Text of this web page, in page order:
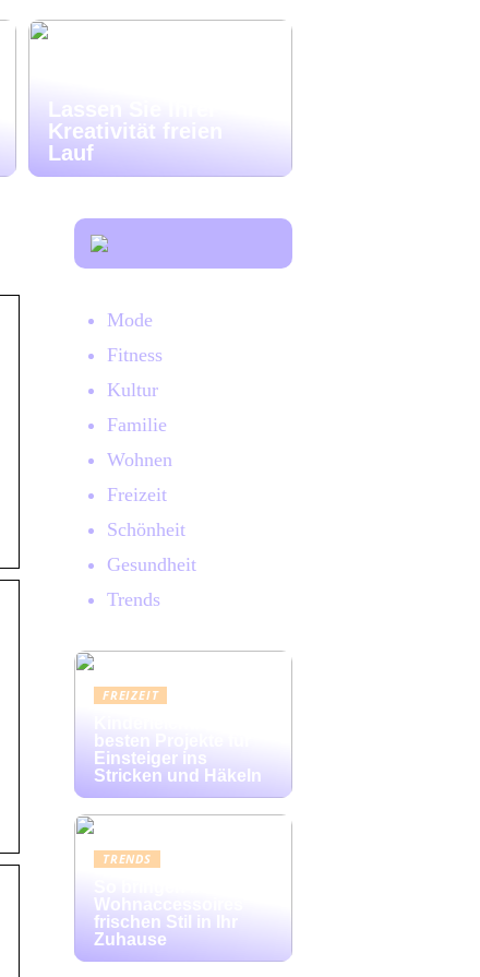
Lassen Sie Ihrer
Kreativität freien
Lauf
Mode
Fitness
Kultur
Familie
Wohnen
Freizeit
Schönheit
Gesundheit
Trends
FREIZEIT
besten Projekte für
Einsteiger ins
Stricken und Häkeln
TRENDS
Wohnaccessoires
frischen Stil in Ihr
Zuhause